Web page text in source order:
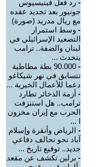
- رد فعل فينيسيوس
جونيور بعد تجديد عقده
مع ريال مدريد (صورة)
- وسط استمرار
التصعيد الإسرائيلي في
لبنان والضفة.. ترامب
يتحدث ...
-
90.000 بطة مطاطية
تتسابق في نهر شيكاغو
دعما للأعمال الخيرية ...
- أزمة الذخائر تطارد
ترامب.. هل استنزفت
الحرب مع إيران مخزون
ا ...
- الرياض وأنقرة وإسلام
آباد نحو تحالف دفاعي
جديد.. توقيع تاريخ ...
- برلين تكشف عن مقعد